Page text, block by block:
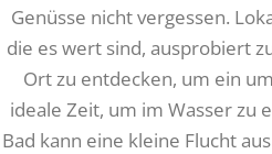
Genüsse nicht vergessen.
die es wert sind, ausprobiert
Ort zu entdecken, um ein
ideale Zeit, um im Wasser zu
Bad kann eine kleine Flucht